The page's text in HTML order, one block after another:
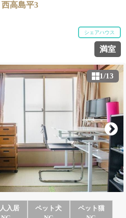
高島平3
シェアハウス
満室
1/13
入居
ペット犬
ペット猫